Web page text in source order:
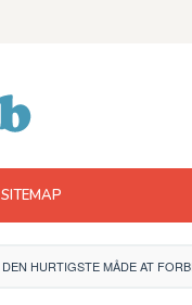
SITEMAP
DEN HURTIGSTE MÅDE AT